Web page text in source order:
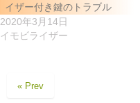
イザー付き鍵のトラブル
2020年3月14日
イモビライザー
« Prev